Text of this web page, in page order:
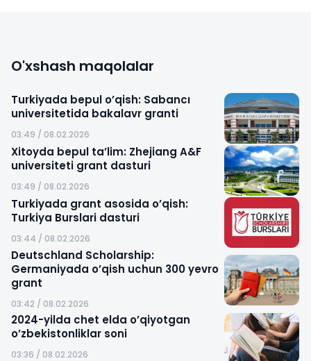
O'xshash maqolalar
Turkiyada bepul o’qish: Sabancı
universitetida bakalavr granti
03:49 / 08.02.2026
Xitoyda bepul ta’lim: Zhejiang A&F
universiteti grant dasturi
03:49 / 08.02.2026
Turkiyada grant asosida o’qish:
Turkiya Burslari dasturi
03:44 / 08.02.2026
Deutschland Scholarship:
Germaniyada o’qish uchun 300 yevro
grant
03:42 / 08.02.2026
2024-yilda chet elda o’qiyotgan
o’zbekistonliklar soni
03:36 / 08.02.2026